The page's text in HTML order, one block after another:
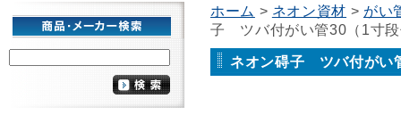
ケ
ッ
ト
な
ホーム > ネオン資材 > がい
子 ツバ付がい管30（1寸段
ネオン碍子 ツバ付がい